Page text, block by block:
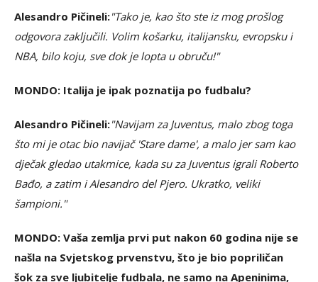
Alesandro Pičineli:"Tako je, kao što ste iz mog prošlog
odgovora zaključili. Volim košarku, italijansku, evropsku i
NBA, bilo koju, sve dok je lopta u obruču!"
MONDO: Italija je ipak poznatija po fudbalu?
Alesandro Pičineli:"Navijam za Juventus, malo zbog toga
što mi je otac bio navijač 'Stare dame', a malo jer sam kao
dječak gledao utakmice, kada su za Juventus igrali Roberto
Bađo, a zatim i Alesandro del Pjero. Ukratko, veliki
šampioni."
MONDO: Vaša zemlja prvi put nakon 60 godina nije se
našla na Svjetskog prvenstvu, što je bio popriličan
šok za sve ljubitelje fudbala, ne samo na Apeninima,